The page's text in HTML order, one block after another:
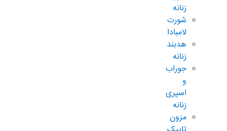
زنانه
شورت
لامبادا
هدبند
زنانه
جوراب
و
اسپری
زنانه
مزون